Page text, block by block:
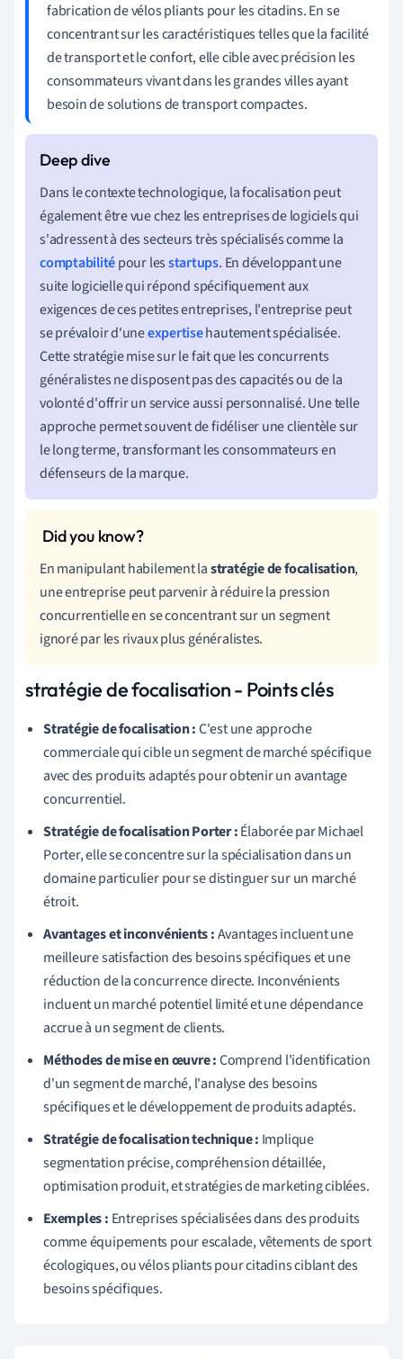
fabrication de vélos pliants pour les citadins. En se
concentrant sur les caractéristiques telles que la facilité
de transport et le confort, elle cible avec précision les
consommateurs vivant dans les grandes villes ayant
besoin de solutions de transport compactes.
Dans le contexte technologique, la focalisation peut
également être vue chez les entreprises de logiciels qui
s'adressent à des secteurs très spécialisés comme la
comptabilitépour lesstartups. En développant une
suite logicielle qui répond spécifiquement aux
exigences de ces petites entreprises, l'entreprise peut
se prévaloir d'uneexpertisehautement spécialisée.
Cette stratégie mise sur le fait que les concurrents
généralistes ne disposent pas des capacités ou de la
volonté d'offrir un service aussi personnalisé. Une telle
approche permet souvent de fidéliser une clientèle sur
le long terme, transformant les consommateurs en
défenseurs de la marque.
En manipulant habilement lastratégie de focalisation,
une entreprise peut parvenir à réduire la pression
concurrentielle en se concentrant sur un segment
ignoré par les rivaux plus généralistes.
stratégie de focalisation - Points clés
Stratégie de focalisation :C'est une approche
commerciale qui cible un segment de marché spécifique
avec des produits adaptés pour obtenir un avantage
concurrentiel.
Stratégie de focalisation Porter :Élaborée par Michael
Porter, elle se concentre sur la spécialisation dans un
domaine particulier pour se distinguer sur un marché
étroit.
Avantages et inconvénients :Avantages incluent une
meilleure satisfaction des besoins spécifiques et une
réduction de la concurrence directe. Inconvénients
incluent un marché potentiel limité et une dépendance
accrue à un segment de clients.
Méthodes de mise en œuvre :Comprend l'identification
d'un segment de marché, l'analyse des besoins
spécifiques et le développement de produits adaptés.
Stratégie de focalisation technique : Implique
segmentation précise, compréhension détaillée,
optimisation produit, et stratégies de marketing ciblées.
Exemples : Entreprises spécialisées dans des produits
comme équipements pour escalade, vêtements de sport
écologiques, ou vélos pliants pour citadins ciblant des
besoins spécifiques.